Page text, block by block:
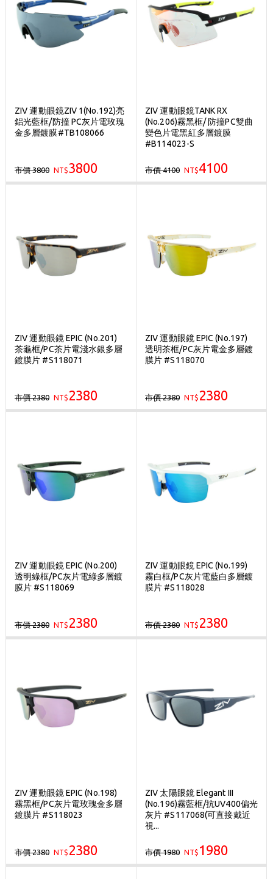
ZIV 運動眼鏡ZIV 1(No.192)亮
鋁光藍框/防撞 PC灰片電玫瑰
金多層鍍膜#TB108066
市價 3800 NT$3800
ZIV 運動眼鏡TANK RX
(No.206)霧黑框/ 防撞PC雙曲
變色片電黑紅多層鍍膜
#B114023-S
市價 4100 NT$4100
ZIV 運動眼鏡 EPIC (No.201)
茶龜框/PC茶片電淺水銀多層
鍍膜片 #S118071
市價 2380 NT$ 2380
ZIV 運動眼鏡 EPIC (No.197)
透明茶框/PC灰片電金多層鍍
膜片 #S118070
市價 2380 NT$ 2380
ZIV 運動眼鏡 EPIC (No.200)
透明綠框/PC灰片電綠多層鍍
膜片 #S118069
市價 2380 NT$ 2380
ZIV 運動眼鏡 EPIC (No.199)
霧白框/PC灰片電藍白多層鍍
膜片 #S118028
市價 2380 NT$ 2380
ZIV 運動眼鏡 EPIC (No.198)
霧黑框/PC灰片電玫瑰金多層
鍍膜片 #S118023
市價 2380 NT$ 2380
ZIV 太陽眼鏡 Elegant III
(No.196)霧藍框/抗UV400偏光
灰片 #S117068(可直接戴近
視...
市價 1980 NT$ 1980